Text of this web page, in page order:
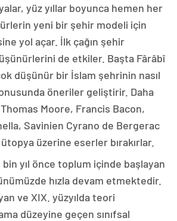
yüz yıllar boyunca hemen her
yeni bir şehir modeli için
yol açar. İlk çağın şehir
de etkiler. Başta Fârâbî
düşünür bir İslam şehrinin nasıl
öneriler geliştirir. Daha
Thomas Moore, Francis Bacon,
Savinien Cyrano de Bergerac
üzerine eserler bırakırlar.
yıl önce toplum içinde başlayan
hızla devam etmektedir.
ve XIX. yüzyılda teori
düzeyine geçen sınıfsal